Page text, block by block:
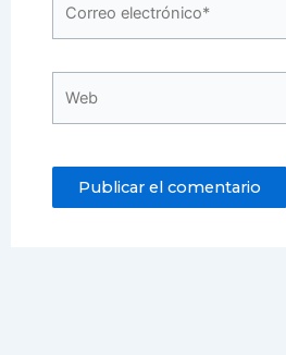
electrónico*
Web